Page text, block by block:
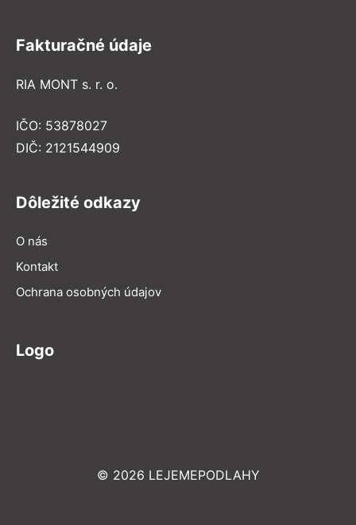
Fakturačné údaje
RIA MONT s. r. o.
IČO: 53878027
DIČ: 2121544909
Dôležité odkazy
O nás
Kontakt
Ochrana osobných údajov
Logo
© 2026 LEJEMEPODLAHY